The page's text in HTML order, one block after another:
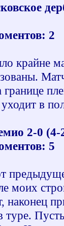
2
крайне
в
2-0 (4-
5
моих
наконец